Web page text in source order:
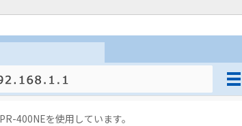
400NEを使用しています。